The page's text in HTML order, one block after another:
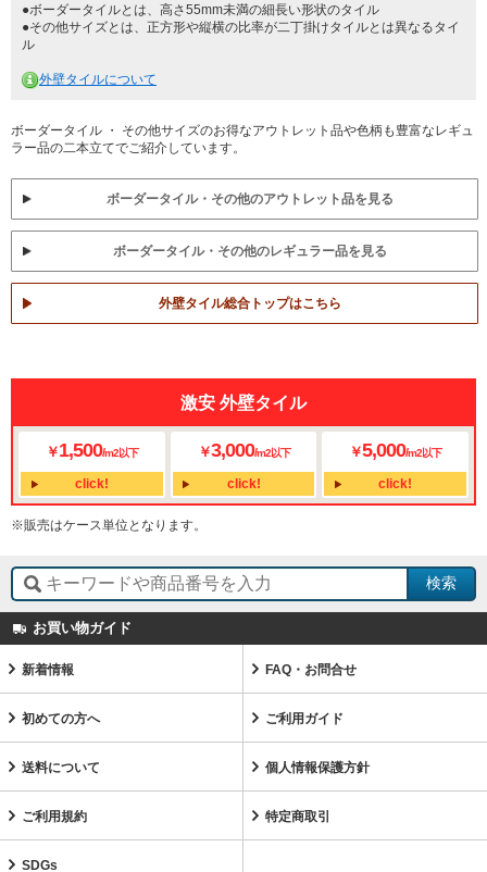
●ボーダータイルとは、高さ55mm未満の細長い形状のタイル
●その他サイズとは、正方形や縦横の比率が二丁掛けタイルとは異なるタイ
ル
外壁タイルについて
ボーダータイル ・ その他サイズのお得なアウトレット品や色柄も豊富なレギュ
ラー品の二本立てでご紹介しています。
ボーダータイル・その他のアウトレット品を見る
ボーダータイル・その他のレギュラー品を見る
外壁タイル総合トップはこちら
激安 外壁タイル
￥1,500/m2以下
click!
￥3,000/m2以下
click!
￥5,000/m2以下
click!
※販売はケース単位となります。
お買い物ガイド
新着情報 FAQ・お問合せ
初めての方へ ご利用ガイド
送料について 個人情報保護方針
ご利用規約 特定商取引
SDGs